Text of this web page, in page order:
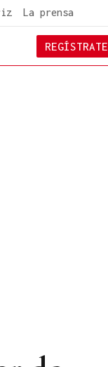
La prensa
REGÍSTRATE